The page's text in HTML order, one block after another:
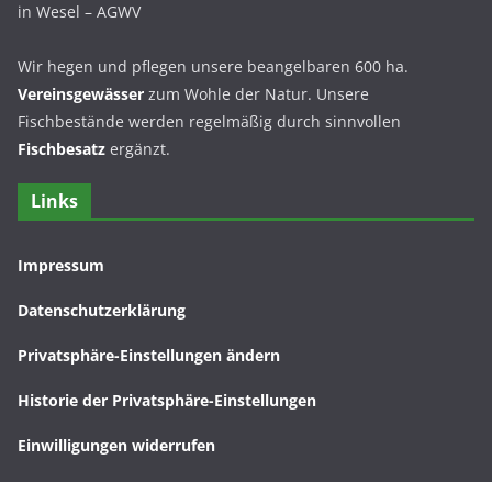
in Wesel – AGWV
Wir hegen und pflegen unsere beangelbaren 600 ha.
Vereinsgewässer zum Wohle der Natur. Unsere
Fischbestände werden regelmäßig durch sinnvollen
Fischbesatz ergänzt.
Links
Impressum
Datenschutzerklärung
Privatsphäre-Einstellungen ändern
Historie der Privatsphäre-Einstellungen
Einwilligungen widerrufen